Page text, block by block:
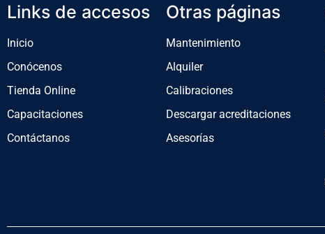
Links de accesos
Inicio
Conócenos
Tienda Online
Capacitaciones
Contáctanos
Otras páginas
Mantenimiento
Alquiler
Calibraciones
Descargar acreditaciones
Asesorías